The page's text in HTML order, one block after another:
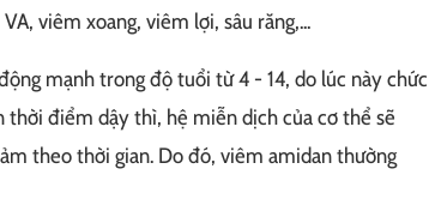
viêm xoang, viêm lợi, sâu răng,...
mạnh trong độ tuổi từ 4 - 14, do lúc này chức
thời điểm dậy thì, hệ miễn dịch của cơ thể sẽ
theo thời gian. Do đó, viêm amidan thường